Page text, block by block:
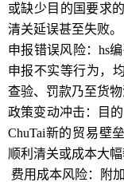
或缺少目的国要求
清关延误甚至失败。
申报错误风险：hs
申报不实等行为，
查验、罚款乃至货物
政策变动冲击：目
ChuTai新的贸易壁
顺利清关或成本大幅
费用成本风险：附